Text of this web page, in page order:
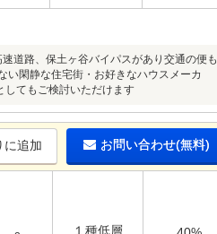
道路、保土ヶ谷バイパスがあり交通の便も
い閑静な住宅街・お好きなハウスメーカ
してもご検討いただけます
に追加 お問い合わせ(無料)
１種低層